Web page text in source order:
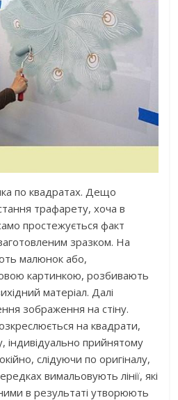
по квадратах. Дещо
трафарету, хоча в
простежується факт
зразком. На
малюнок або,
картинкою, розбивають
матеріал. Далі
зображення на стіну.
на квадрати,
індивідуально прийнятому
слідуючи по оригіналу,
вимальовують лінії, які
в результаті утворюють